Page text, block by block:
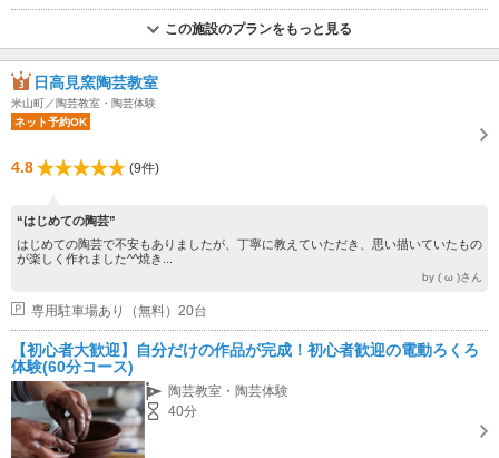
この施設のプランをもっと見る
日高見窯陶芸教室
米山町／陶芸教室・陶芸体験
ネット予約OK
4.8 (9件)
“はじめての陶芸”
はじめての陶芸で不安もありましたが、丁寧に教えていただき、思い描いていたもの
が楽しく作れました^^焼き...
by ( ω )さん
専用駐車場あり（無料）20台
【初心者大歓迎】自分だけの作品が完成！初心者歓迎の電動ろくろ
体験(60分コース)
陶芸教室・陶芸体験
40分